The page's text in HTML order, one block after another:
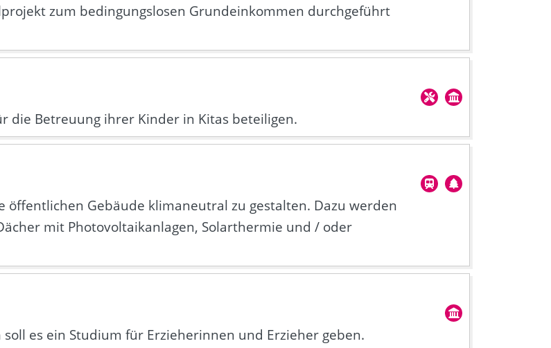
zum bedingungslosen Grundeinkommen durchgeführt
die Betreuung ihrer Kinder in Kitas beteiligen.
öffentlichen Gebäude klimaneutral zu gestalten. Dazu werden
mit Photovoltaikanlagen, Solarthermie und / oder
es ein Studium für Erzieherinnen und Erzieher geben.